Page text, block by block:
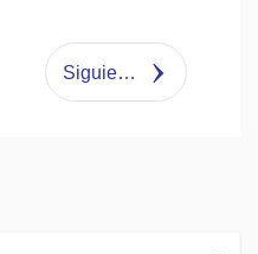
Siguiente